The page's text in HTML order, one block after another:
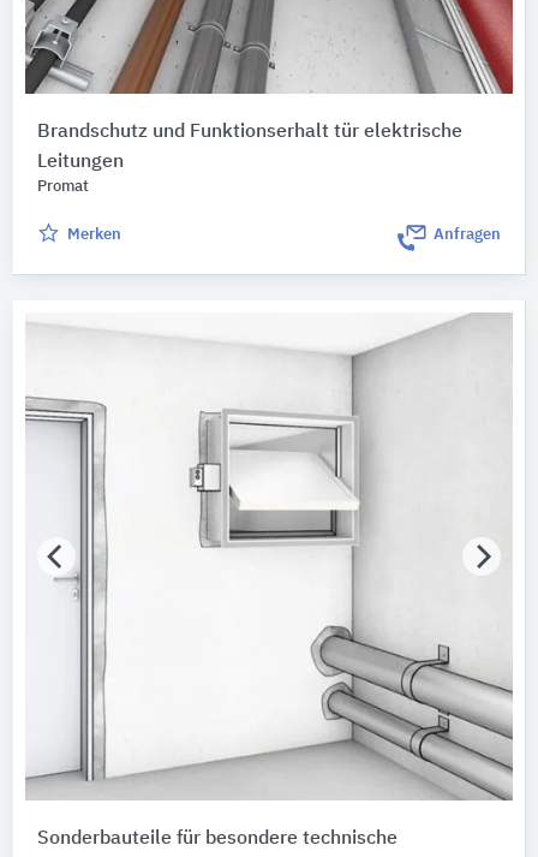
Brandschutz und Funktionserhalt tür elektrische
Leitungen
Promat
Merken Anfragen
Sonderbauteile für besondere technische